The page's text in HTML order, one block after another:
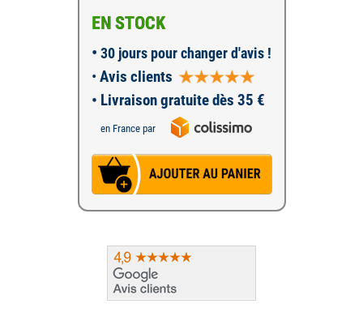
EN STOCK
• 30 jours pour changer d'avis !
• Avis clients
• Livraison gratuite dès 35 €
en France par